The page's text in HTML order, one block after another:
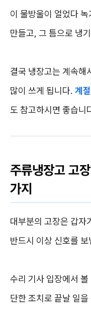
이 물방울이 얼었다
만들고, 그 틈으로 냉
결국 냉장고는 계속해
많이 쓰게 됩니다. 계
도 참고하시면 좋습니
주류냉장고 고
가지
대부분의 고장은 갑자
반드시 이상 신호를 보
수리 기사 입장에서
단한 조치로 끝날 일